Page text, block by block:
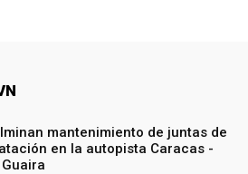
mantenimiento de juntas de
en la autopista Caracas -
Guaira